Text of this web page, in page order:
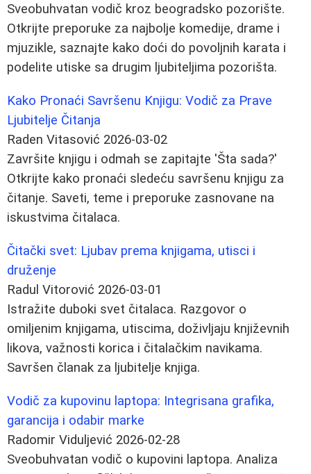
Sveobuhvatan vodič kroz beogradsko pozorište.
Otkrijte preporuke za najbolje komedije, drame i
mjuzikle, saznajte kako doći do povoljnih karata i
podelite utiske sa drugim ljubiteljima pozorišta.
Kako Pronaći Savršenu Knjigu: Vodič za Prave
Ljubitelje Čitanja
Raden Vitasović 2026-03-02
Završite knjigu i odmah se zapitajte 'Šta sada?'
Otkrijte kako pronaći sledeću savršenu knjigu za
čitanje. Saveti, teme i preporuke zasnovane na
iskustvima čitalaca.
Čitački svet: Ljubav prema knjigama, utisci i
druženje
Radul Vitorović 2026-03-01
Istražite duboki svet čitalaca. Razgovor o
omiljenim knjigama, utiscima, doživljaju književnih
likova, važnosti korica i čitalačkim navikama.
Savršen članak za ljubitelje knjiga.
Vodič za kupovinu laptopa: Integrisana grafika,
garancija i odabir marke
Radomir Viduljević 2026-02-28
Sveobuhvatan vodič o kupovini laptopa. Analiza